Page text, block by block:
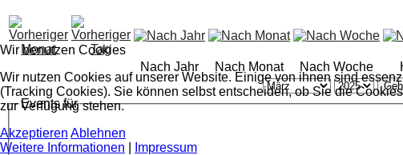
Nach Jahr Nach Monat Nach Woche
Events für
Wir benutzen Cookies
Wir nutzen Cookies auf unserer Website. Einige von ihnen sind
(Tracking Cookies). Sie können selbst entscheiden, ob Sie die
zur Verfügung stehen.
Akzeptieren Ablehnen
Weitere Informationen
Impressum